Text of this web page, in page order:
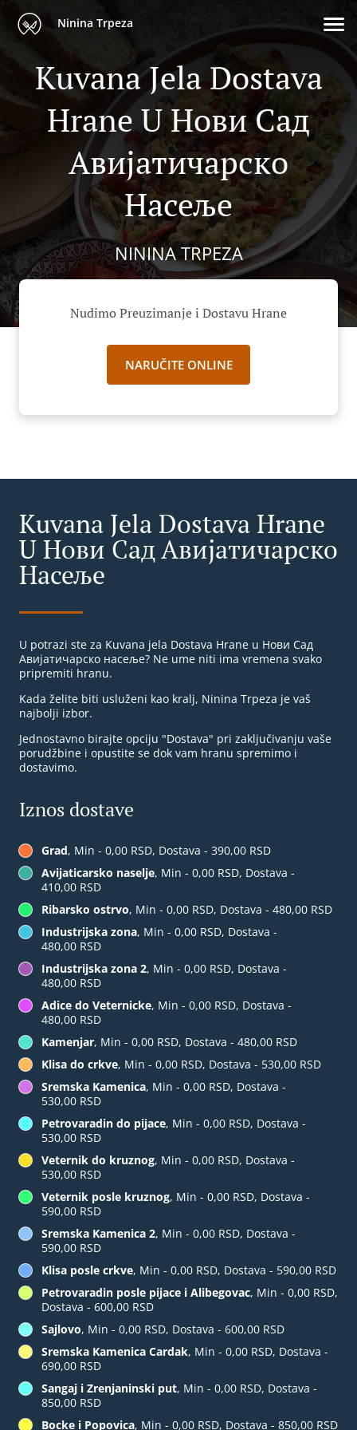
Ninina Trpeza
Kuvana Jela Dostava
Hrane U Нови Сад
Авијатичарско
Насеље
NININA TRPEZA
Nudimo Preuzimanje i Dostavu Hrane
NARUČITE ONLINE
Kuvana Jela Dostava Hrane
U Нови Сад Авијатичарско
Насеље
U potrazi ste za Kuvana jela Dostava Hrane u Нови Сад
Авијатичарско насеље? Ne ume niti ima vremena svako
pripremiti hranu.
Kada želite biti usluženi kao kralj, Ninina Trpeza je vaš
najbolji izbor.
Jednostavno birajte opciju "Dostava" pri zaključivanju vaše
porudžbine i opustite se dok vam hranu spremimo i
dostavimo.
Iznos dostave
Grad, Min - 0,00 RSD, Dostava - 390,00 RSD
Avijaticarsko naselje, Min - 0,00 RSD, Dostava -
410,00 RSD
Ribarsko ostrvo, Min - 0,00 RSD, Dostava - 480,00 RSD
Industrijska zona, Min - 0,00 RSD, Dostava -
480,00 RSD
Industrijska zona 2, Min - 0,00 RSD, Dostava -
480,00 RSD
Adice do Veternicke, Min - 0,00 RSD, Dostava -
480,00 RSD
Kamenjar, Min - 0,00 RSD, Dostava - 480,00 RSD
Klisa do crkve, Min - 0,00 RSD, Dostava - 530,00 RSD
Sremska Kamenica, Min - 0,00 RSD, Dostava -
530,00 RSD
Petrovaradin do pijace, Min - 0,00 RSD, Dostava -
530,00 RSD
Veternik do kruznog, Min - 0,00 RSD, Dostava -
530,00 RSD
Veternik posle kruznog, Min - 0,00 RSD, Dostava -
590,00 RSD
Sremska Kamenica 2, Min - 0,00 RSD, Dostava -
590,00 RSD
Klisa posle crkve, Min - 0,00 RSD, Dostava - 590,00 RSD
Petrovaradin posle pijace i Alibegovac, Min - 0,00 RSD,
Dostava - 600,00 RSD
Sajlovo, Min - 0,00 RSD, Dostava - 600,00 RSD
Sremska Kamenica Cardak, Min - 0,00 RSD, Dostava -
690,00 RSD
Sangaj i Zrenjaninski put, Min - 0,00 RSD, Dostava -
850,00 RSD
Bocke i Popovica, Min - 0,00 RSD, Dostava - 850,00 RSD